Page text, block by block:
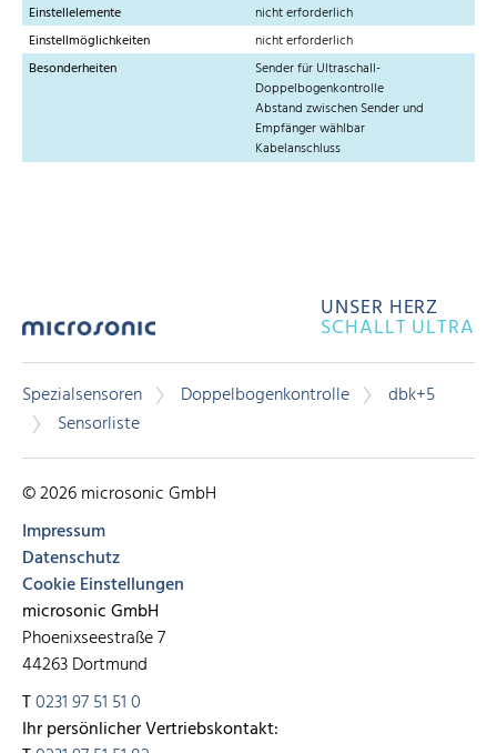
Einstellelemente
nicht erforderlich
Einstellmöglichkeiten
nicht erforderlich
Besonderheiten
Sender für Ultraschall-
Doppelbogenkontrolle
Abstand zwischen Sender und
Empfänger wählbar
Kabelanschluss
UNSER HERZ
SCHALLT ULTRA
Spezialsensoren Doppelbogenkontrolle
dbk+5
Sensorliste
© 2026 microsonic GmbH
Impressum
Datenschutz
Cookie Einstellungen
microsonic GmbH
Phoenixseestraße 7
44263 Dortmund
T0231 97 51 51 0
Ihr persönlicher Vertriebskontakt: